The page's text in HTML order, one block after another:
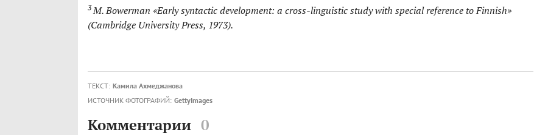
3М. Bowerman «Early syntactic development: a cross-linguistic study with special reference to Finnish»
(Cambridge University Press, 1973).
ТЕКСТ: Камила Ахмеджанова
ИСТОЧНИК ФОТОГРАФИЙ: GettyImages
Комментарии 0